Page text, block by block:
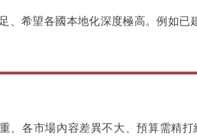
、希望各國本地化深度極高。例如已
、各市場內容差異不大、預算需精